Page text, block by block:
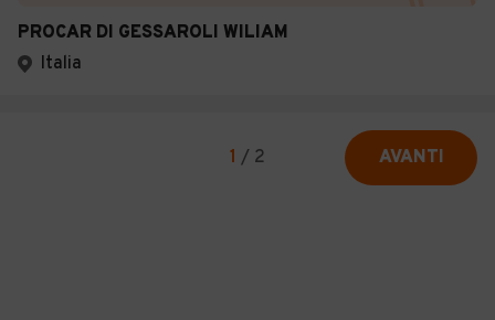
PROCAR DI GESSAROLI WILIAM
Italia
1 / 2 AVANTI